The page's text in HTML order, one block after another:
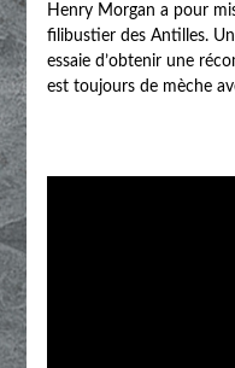
Henry Morgan a pour
filibustier des Antilles.
essaie d’obtenir une
est toujours de mèche